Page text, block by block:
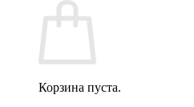
Корзина пуста.